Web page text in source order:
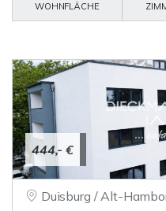
WOHNFLÄCHE
444,- €
Duisburg / Alt-